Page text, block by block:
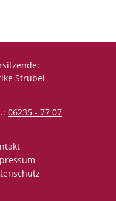
Strubel
06235 - 77 07